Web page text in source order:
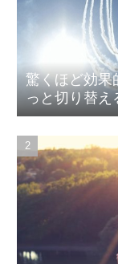
驚くほど効果
っと切り替え